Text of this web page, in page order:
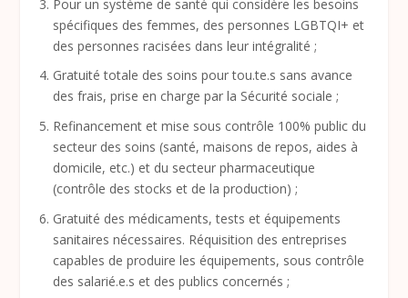
Pour un système de santé qui considère les besoins
spécifiques des femmes, des personnes LGBTQI+ et
des personnes racisées dans leur intégralité ;
Gratuité totale des soins pour tou.te.s sans avance
des frais, prise en charge par la Sécurité sociale ;
Refinancement et mise sous contrôle 100% public du
secteur des soins (santé, maisons de repos, aides à
domicile, etc.) et du secteur pharmaceutique
(contrôle des stocks et de la production) ;
Gratuité des médicaments, tests et équipements
sanitaires nécessaires. Réquisition des entreprises
capables de produire les équipements, sous contrôle
des salarié.e.s et des publics concernés ;